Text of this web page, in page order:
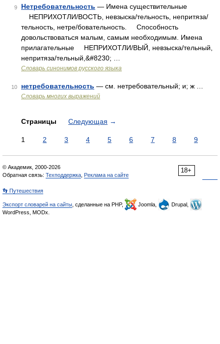
9 Нетребовательность — Имена существительные
НЕПРИХОТЛИ/ВОСТЬ, невзыска/тельность, непритяза/
тельность, нетре/бовательность. Способность
довольствоваться малым, самым необходимым. Имена
прилагательные НЕПРИХОТЛИ/ВЫЙ, невзыска/тельный,
непритяза/тельный,&#8230; …
Словарь синонимов русского языка
10 нетребовательность — см. нетребовательный; и; ж …
Словарь многих выражений
Страницы Следующая →
1 2 3 4 5 6 7 8 9
18+
© Академик, 2000-2026
Обратная связь: Техподдержка Реклама на сайте
👣 Путешествия
Экспорт словарей на сайты , сделанные на PHP, Joomla,
Drupal,
WordPress, MODx.